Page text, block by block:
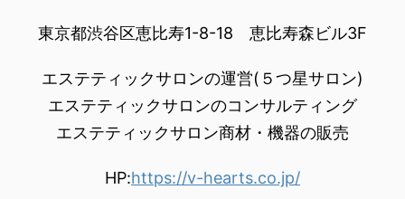
東京都渋谷区恵比寿1-8-18 恵比寿森ビル3F
エステティックサロンの運営(５つ星サロン)
エステティックサロンのコンサルティング
エステティックサロン商材・機器の販売
HP:https://v-hearts.co.jp/